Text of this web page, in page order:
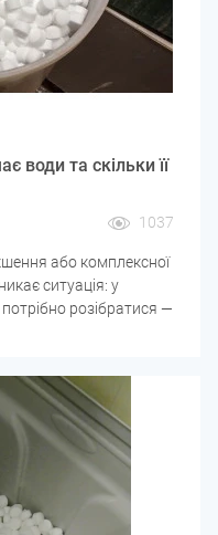
води та скільки її
1037
або комплексної
ситуація: у
розібратися —